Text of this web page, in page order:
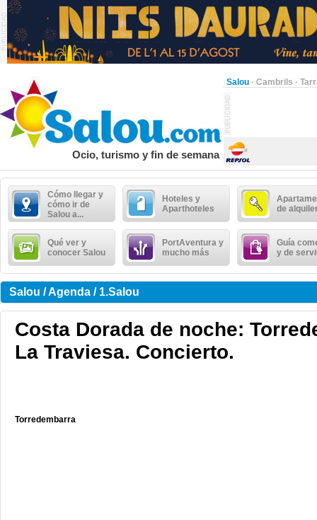
Salou · Cambrils ·
Ocio, turismo y fin de semana
Cómo llegar y
cómo ir de
Salou a...
Hoteles y
Aparthoteles
de
Qué ver y
conocer Salou
PortAventura y
mucho más
Guía
y de
Salou / Agenda / 1.Salou
Costa Dorada de noche:
La Traviesa. Concierto.
Torredembarra